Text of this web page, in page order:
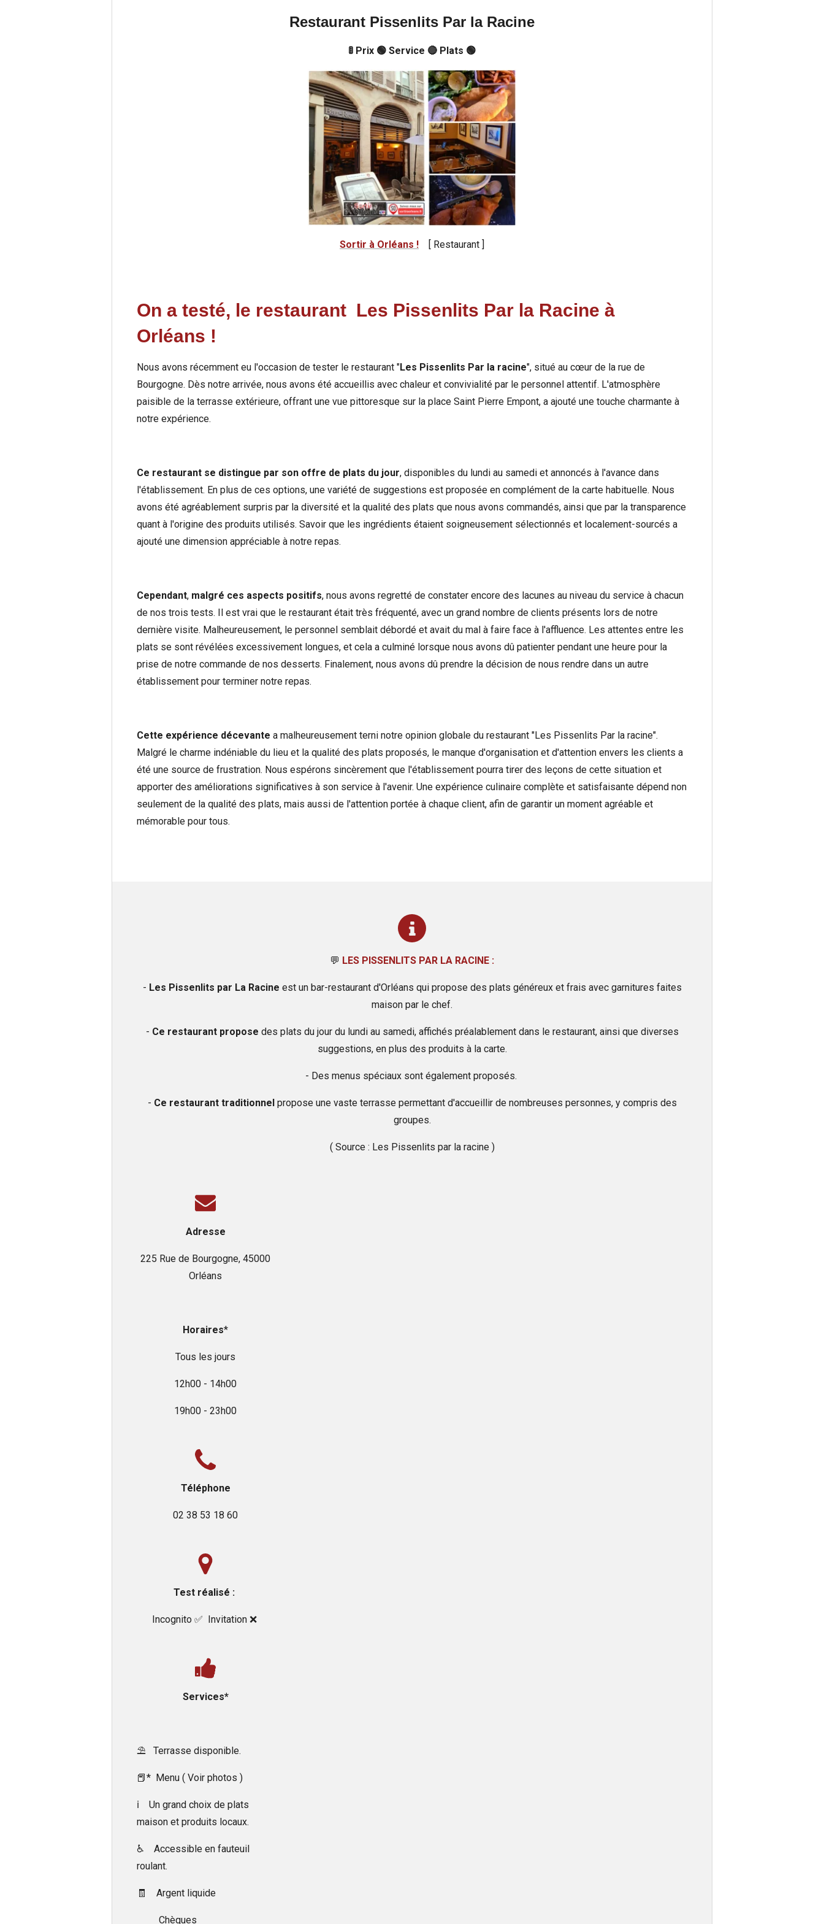
Restaurant Pissenlits Par la Racine
🚦 Prix 🟢 Service 🔴 Plats 🟢
Sortir à Orléans ! [ Restaurant ]
On a testé, le restaurant Les Pissenlits Par la Racine à
Orléans !
Nous avons récemment eu l'occasion de tester le restaurant "Les Pissenlits Par la racine", situé au cœur de la rue de
Bourgogne. Dès notre arrivée, nous avons été accueillis avec chaleur et convivialité par le personnel attentif. L'atmosphère
paisible de la terrasse extérieure, offrant une vue pittoresque sur la place Saint Pierre Empont, a ajouté une touche charmante à
notre expérience.
Ce restaurant se distingue par son offre de plats du jour, disponibles du lundi au samedi et annoncés à l'avance dans
l'établissement. En plus de ces options, une variété de suggestions est proposée en complément de la carte habituelle. Nous
avons été agréablement surpris par la diversité et la qualité des plats que nous avons commandés, ainsi que par la transparence
quant à l'origine des produits utilisés. Savoir que les ingrédients étaient soigneusement sélectionnés et localement-sourcés a
ajouté une dimension appréciable à notre repas.
Cependant, malgré ces aspects positifs, nous avons regretté de constater encore des lacunes au niveau du service à chacun
de nos trois tests. Il est vrai que le restaurant était très fréquenté, avec un grand nombre de clients présents lors de notre
dernière visite. Malheureusement, le personnel semblait débordé et avait du mal à faire face à l'affluence. Les attentes entre les
plats se sont révélées excessivement longues, et cela a culminé lorsque nous avons dû patienter pendant une heure pour la
prise de notre commande de nos desserts. Finalement, nous avons dû prendre la décision de nous rendre dans un autre
établissement pour terminer notre repas.
Cette expérience décevante a malheureusement terni notre opinion globale du restaurant "Les Pissenlits Par la racine".
Malgré le charme indéniable du lieu et la qualité des plats proposés, le manque d'organisation et d'attention envers les clients a
été une source de frustration. Nous espérons sincèrement que l'établissement pourra tirer des leçons de cette situation et
apporter des améliorations significatives à son service à l'avenir. Une expérience culinaire complète et satisfaisante dépend non
seulement de la qualité des plats, mais aussi de l'attention portée à chaque client, afin de garantir un moment agréable et
mémorable pour tous.
💬 LES PISSENLITS PAR LA RACINE :
- Les Pissenlits par La Racine est un bar-restaurant d'Orléans qui propose des plats généreux et frais avec garnitures faites
maison par le chef.
- Ce restaurant propose des plats du jour du lundi au samedi, affichés préalablement dans le restaurant, ainsi que diverses
suggestions, en plus des produits à la carte.
- Des menus spéciaux sont également proposés.
- Ce restaurant traditionnelpropose une vaste terrasse permettant d'accueillir de nombreuses personnes, y compris des
groupes.
( Source : Les Pissenlits par la racine )
Adresse
225 Rue de Bourgogne, 45000
Orléans
Horaires*
Tous les jours
12h00 - 14h00
19h00 - 23h00
Téléphone
02 38 53 18 60
Test réalisé :
Incognito ✅️ Invitation ❌️
Services*
⛱️ Terrasse disponible.
📕* Menu ( Voir photos )
ℹ️ Un grand choix de plats
maison et produits locaux.
♿ Accessible en fauteuil
roulant.
🧾 Argent liquide
Chèques